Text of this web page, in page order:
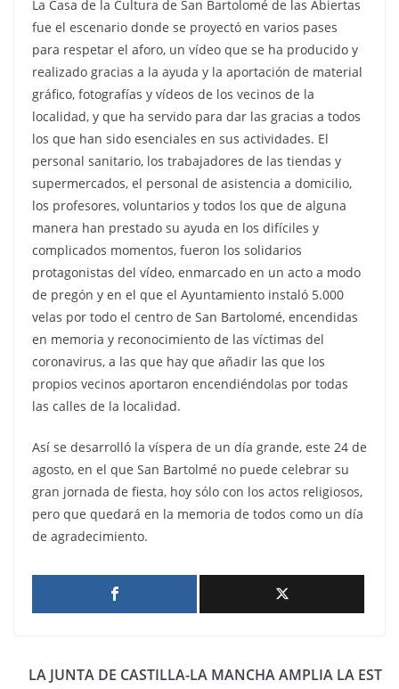
La Casa de la Cultura de San Bartolomé de las Abiertas
fue el escenario donde se proyectó en varios pases
para respetar el aforo, un vídeo que se ha producido y
realizado gracias a la ayuda y la aportación de material
gráfico, fotografías y vídeos de los vecinos de la
localidad, y que ha servido para dar las gracias a todos
los que han sido esenciales en sus actividades. El
personal sanitario, los trabajadores de las tiendas y
supermercados, el personal de asistencia a domicilio,
los profesores, voluntarios y todos los que de alguna
manera han prestado su ayuda en los difíciles y
complicados momentos, fueron los solidarios
protagonistas del vídeo, enmarcado en un acto a modo
de pregón y en el que el Ayuntamiento instaló 5.000
velas por todo el centro de San Bartolomé, encendidas
en memoria y reconocimiento de las víctimas del
coronavirus, a las que hay que añadir las que los
propios vecinos aportaron encendiéndolas por todas
las calles de la localidad.
Así se desarrolló la víspera de un día grande, este 24 de
agosto, en el que San Bartolmé no puede celebrar su
gran jornada de fiesta, hoy sólo con los actos religiosos,
pero que quedará en la memoria de todos como un día
de agradecimiento.
LA JUNTA DE CASTILLA-LA MANCHA AMPLIA LA EST